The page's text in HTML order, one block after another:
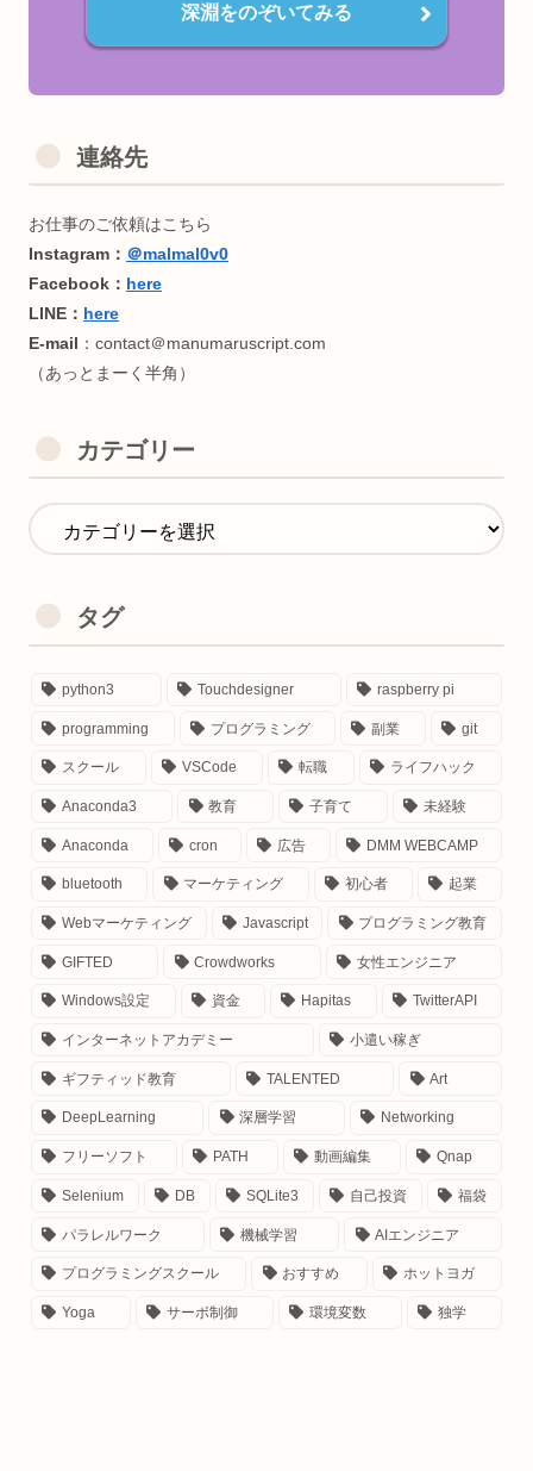
＜資格🐥＞（おまけ）
・日本語検定3級(謎に)
・基本情報技術者(午後問C/1ヶ月半)
・Linux Essentials(永久化記念)
・第二種電気工事士(電気風呂自作)
・アロマテラピー検定1級(サウナhack)
・Google Cloud Generative AI Leader
＜好きなたべもの🍖＞
おにく
気に入った記事があれば、お友達にシェアして貰えると喜
す。
書いてほしいテーマなどありましたらお気軽にご連絡くだ
✨
深淵をのぞいてみる
連絡先
カテゴリー
タグ
python3 Touchdesigner raspberry pi
programming プログラミング 副業 git
スクール VSCode 転職 ライフハック
Anaconda3 教育 子育て 未経験
Anaconda cron 広告 DMM WEBCAMP
bluetooth マーケティング 初心者 起業
Webマーケティング Javascript プログラミング教育
GIFTED Crowdworks 女性エンジニア
Windows設定 資金 Hapitas TwitterAPI
インターネットアカデミー 小遣い稼ぎ
ギフティッド教育 TALENTED Art
DeepLearning 深層学習 Networking
フリーソフト PATH 動画編集 Qnap
Selenium DB SQLite3 自己投資 福袋
パラレルワーク 機械学習 AIエンジニア
プログラミングスクール おすすめ ホットヨガ
Yoga サーボ制御 環境変数 独学